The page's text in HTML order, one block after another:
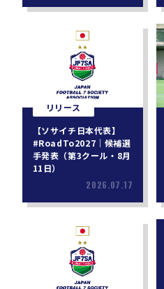
リリース
【ソサイチ日本代表】
#RoadTo2027｜候補選
手発表（第3クール・8月
11日）
2026.07.17